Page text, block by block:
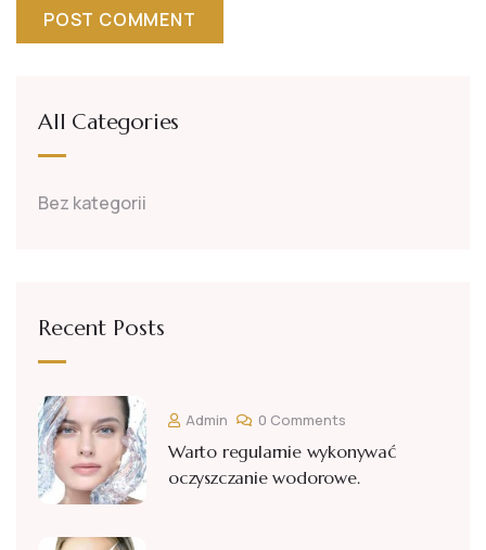
All Categories
Bez kategorii
Recent Posts
Admin 0 Comments
Warto regularnie wykonywać
oczyszczanie wodorowe.